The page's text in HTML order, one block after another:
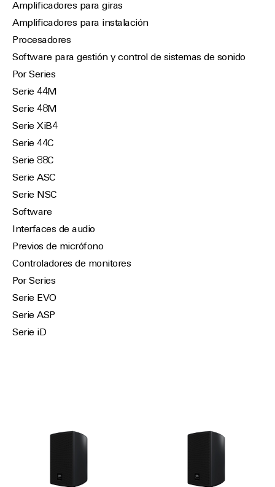
Amplificadores para giras
Amplificadores para instalación
Procesadores
Software para gestión y control de sistemas de sonido
Por Series
Serie 44M
Serie 48M
Serie XiB4
Serie 44C
Serie 88C
Serie ASC
Serie NSC
Software
Interfaces de audio
Previos de micrófono
Controladores de monitores
Por Series
Serie EVO
Serie ASP
Serie iD